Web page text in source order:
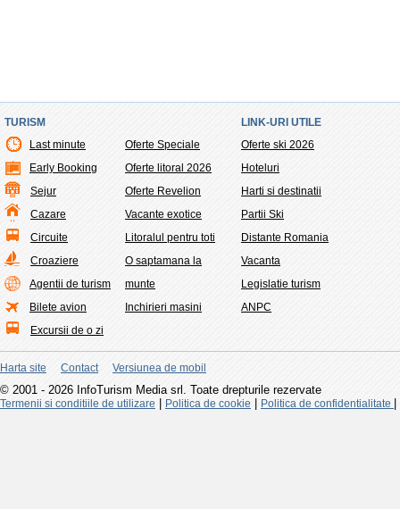
TURISM
Last minute
Early Booking
Sejur
Cazare
Circuite
Croaziere
Agentii de turism
Bilete avion
Excursii de o zi
Oferte Speciale
Oferte litoral 2026
Oferte Revelion
Vacante exotice
Litoralul pentru toti
O saptamana la
munte
Inchirieri masini
LINK-URI UTILE
Oferte ski 2026
Hoteluri
Harti si destinatii
Partii Ski
Distante Romania
Vacanta
Legislatie turism
ANPC
Harta site Contact Versiunea de mobil
© 2001 - 2026 InfoTurism Media srl. Toate drepturile rezervate
Termenii si conditiile de utilizare Politica de cookie Politica de confidentialitate